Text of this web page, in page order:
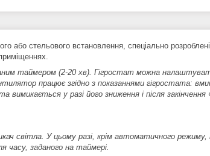
або стельового встановлення, спеціально
таймером (2-20 хв). Гігростат можна
працює згідно з показаннями гігростата:
вимикається у разі його зниження і після закінчення
світла. У цьому разі, крім автоматичного
часу, заданого на таймері.